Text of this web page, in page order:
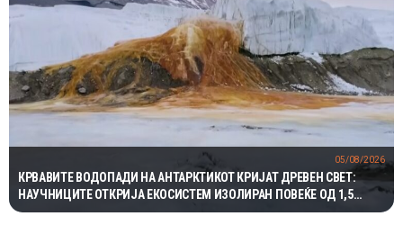
КРВАВИТЕ ВОДОПАДИ НА АНТАРКТИКОТ КРИЈАТ ДРЕВЕН СВЕТ:
НАУЧНИЦИТЕ ОТКРИЈА ЕКОСИСТЕМ ИЗОЛИРАН ПОВЕЌЕ ОД 1,5
МИЛИОНИ ГОДИНИ
05/08/2026